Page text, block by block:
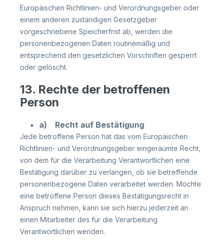
Europäischen Richtlinien- und Verordnungsgeber oder
einem anderen zuständigen Gesetzgeber
vorgeschriebene Speicherfrist ab, werden die
personenbezogenen Daten routinemäßig und
entsprechend den gesetzlichen Vorschriften gesperrt
oder gelöscht.
13. Rechte der betroffenen
Person
a) Recht auf Bestätigung
Jede betroffene Person hat das vom Europäischen
Richtlinien- und Verordnungsgeber eingeräumte Recht,
von dem für die Verarbeitung Verantwortlichen eine
Bestätigung darüber zu verlangen, ob sie betreffende
personenbezogene Daten verarbeitet werden. Möchte
eine betroffene Person dieses Bestätigungsrecht in
Anspruch nehmen, kann sie sich hierzu jederzeit an
einen Mitarbeiter des für die Verarbeitung
Verantwortlichen wenden.